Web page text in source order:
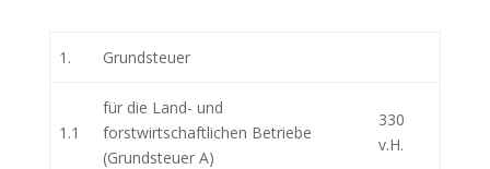
1. Grundsteuer
1.1
für die Land- und
forstwirtschaftlichen Betriebe
(Grundsteuer A)
330
v.H.